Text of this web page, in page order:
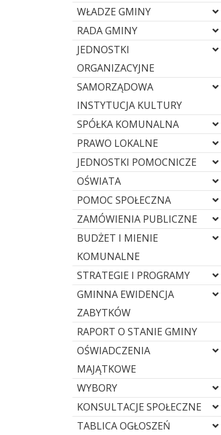
WŁADZE GMINY
RADA GMINY
JEDNOSTKI
ORGANIZACYJNE
SAMORZĄDOWA
INSTYTUCJA KULTURY
SPÓŁKA KOMUNALNA
PRAWO LOKALNE
JEDNOSTKI POMOCNICZE
OŚWIATA
POMOC SPOŁECZNA
ZAMÓWIENIA PUBLICZNE
BUDŻET I MIENIE
KOMUNALNE
STRATEGIE I PROGRAMY
GMINNA EWIDENCJA
ZABYTKÓW
RAPORT O STANIE GMINY
OŚWIADCZENIA
MAJĄTKOWE
WYBORY
KONSULTACJE SPOŁECZNE
TABLICA OGŁOSZEŃ